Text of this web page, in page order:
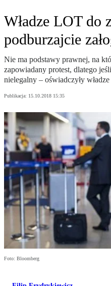
Władze LOT do
podburzajcie
Nie ma podstawy prawnej, na
zapowiadany protest, dlatego
nielegalny – oświadczyły
Publikacja: 15.10.2018 15:35
Foto: Bloomberg